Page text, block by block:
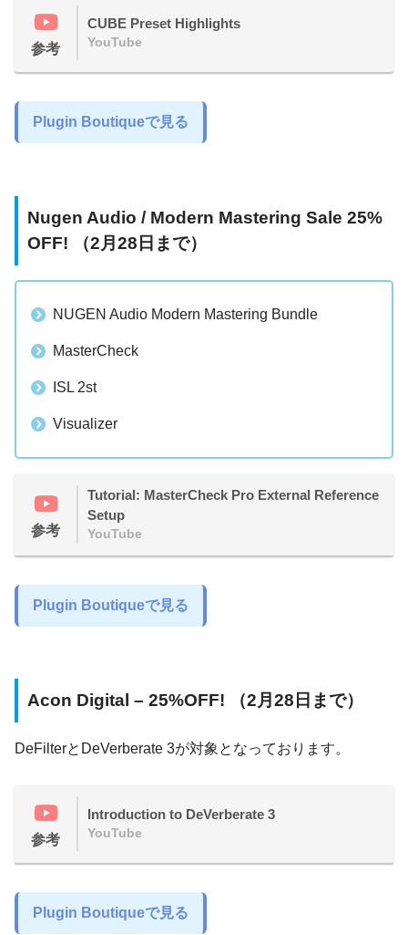
参考
CUBE Preset Highlights
YouTube
Plugin Boutiqueで見る
Nugen Audio / Modern Mastering Sale 25%
OFF! （2月28日まで）
NUGEN Audio Modern Mastering Bundle
MasterCheck
ISL 2st
Visualizer
参考
Tutorial: MasterCheck Pro External Reference
Setup
YouTube
Plugin Boutiqueで見る
Acon Digital – 25%OFF! （2月28日まで）
DeFilterとDeVerberate 3が対象となっております。
参考
Introduction to DeVerberate 3
YouTube
Plugin Boutiqueで見る